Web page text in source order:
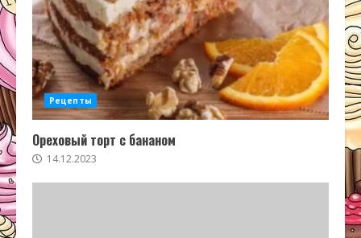
Рецепты
Ореховый торт с бананом
14.12.2023